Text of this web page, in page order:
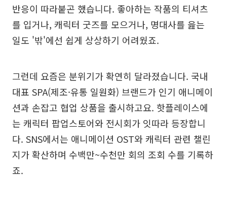
반응이 따라붙곤 했습니다. 좋아하는 작품의 티셔츠
를 입거나, 캐릭터 굿즈를 모으거나, 명대사를 읊는
일도 '밖'에선 쉽게 상상하기 어려웠죠.
그런데 요즘은 분위기가 확연히 달라졌습니다. 국내
대표 SPA(제조·유통 일원화) 브랜드가 인기 애니메이
션과 손잡고 협업 상품을 출시하고요. 핫플레이스에
는 캐릭터 팝업스토어와 전시회가 잇따라 등장합니
다. SNS에서는 애니메이션 OST와 캐릭터 관련 챌린
지가 확산하며 수백만~수천만 회의 조회 수를 기록하
죠.